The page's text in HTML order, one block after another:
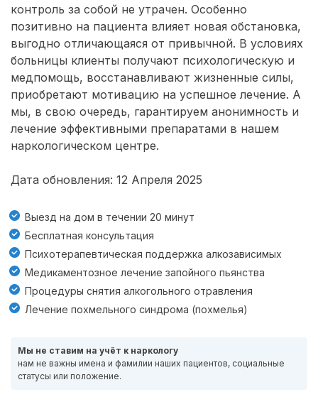
контроль за собой не утрачен. Особенно
позитивно на пациента влияет новая обстановка,
выгодно отличающаяся от привычной. В условиях
больницы клиенты получают психологическую и
медпомощь, восстанавливают жизненные силы,
приобретают мотивацию на успешное лечение. А
мы, в свою очередь, гарантируем анонимность и
лечение эффективными препаратами в нашем
наркологическом центре.
Дата обновления: 12 Апреля 2025
Выезд на дом в течении 20 минут
Бесплатная консультация
Психотерапевтическая поддержка алкозависимых
Медикаментозное лечение запойного пьянства
Процедуры снятия алкогольного отравления
Лечение похмельного синдрома (похмелья)
Мы не ставим на учёт к наркологу
нам не важны имена и фамилии наших пациентов, социальные
статусы или положение.